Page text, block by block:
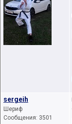
sergeih
Шериф
Сообщения: 3501